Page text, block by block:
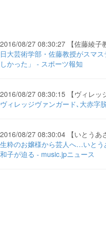
2016/08/27 08:30:27 【佐藤綾子
日大芸術学部・佐藤教授がスマ
しかった」 - スポーツ報知
2016/08/27 08:30:15 【ヴィレッ
ヴィレッジヴァンガード､大赤字
2016/08/27 08:30:04 【いとうあ
生粋のお嬢様から芸人へ…いと
和子が迫る - music.jpニュース